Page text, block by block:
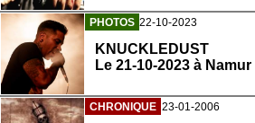
PHOTOS 22-10-2023
KNUCKLEDUST
Le 21-10-2023 à Namur
CHRONIQUE 23-01-2006